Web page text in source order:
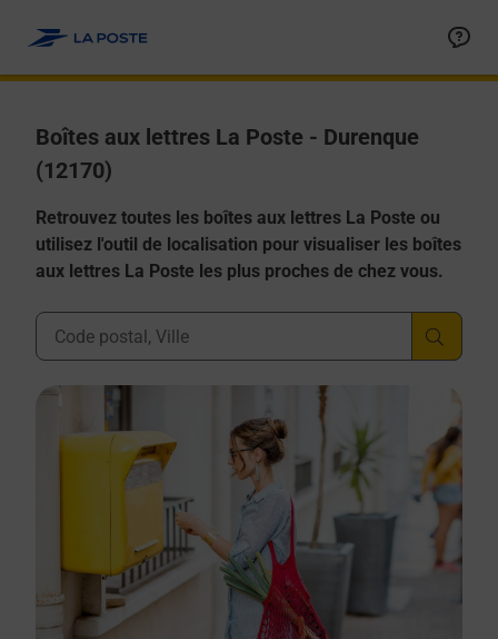
Boîtes aux lettres La Poste - Durenque
(12170)
Retrouvez toutes les boîtes aux lettres La Poste ou
utilisez l'outil de localisation pour visualiser les boîtes
aux lettres La Poste les plus proches de chez vous.
Ville, Département, Code Postal